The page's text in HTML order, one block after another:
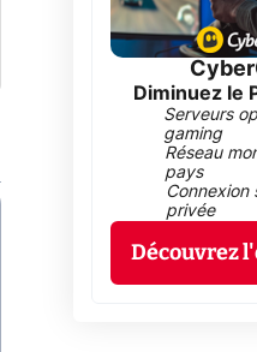
Diminuez le
Serveurs
gaming
Réseau
pays
Connexion
privée
Découvrez